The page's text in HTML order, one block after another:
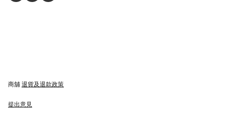
商舖 退貨及退款政策
提出意見